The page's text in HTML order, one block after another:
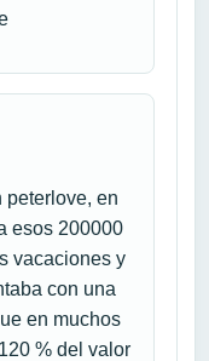
peterlove, en
esos 200000
vacaciones y
con una
en muchos
% del valor